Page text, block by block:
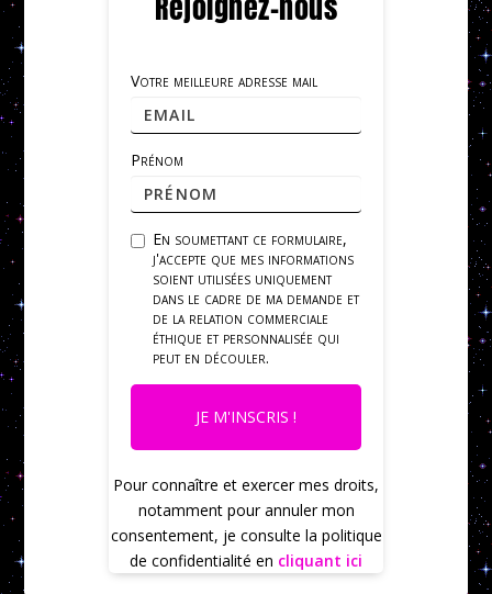
Votre meilleure adresse mail
Prénom
En soumettant ce formulaire,
j'accepte que mes informations
soient utilisées uniquement
dans le cadre de ma demande et
de la relation commerciale
éthique et personnalisée qui
peut en découler.
JE M'INSCRIS !
Pour connaître et exercer mes droits,
notamment pour annuler mon
consentement, je consulte la politique
de confidentialité en cliquant ici